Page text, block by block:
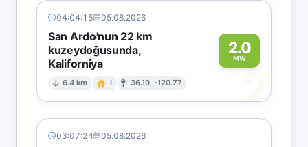
04:04:15 05.08.2026
San Ardo'nun 22 km
kuzeydoğusunda,
Kaliforniya
6.4 km I 36.19, -120.77
2.0
MW
2
03:07:24 05.08.2026